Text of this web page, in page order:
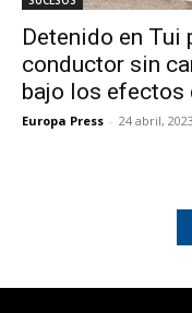
Detenido en Tui
conductor sin
bajo los efectos
Europa Press - 24 abril, 2023